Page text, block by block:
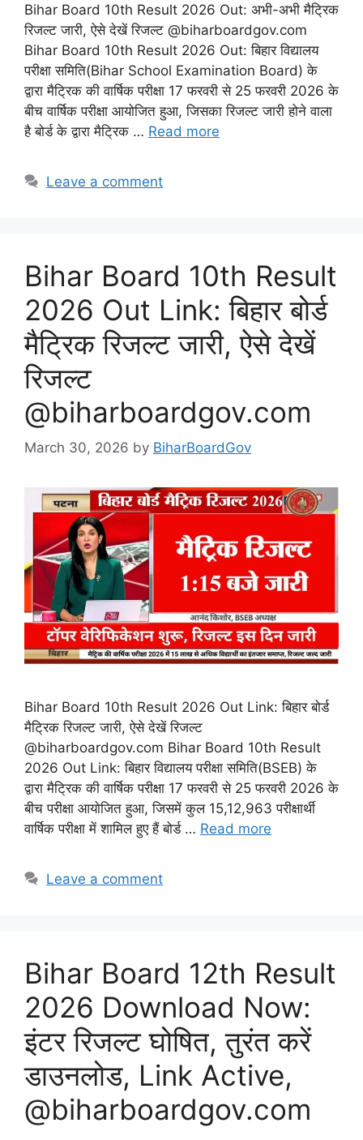
Bihar Board 10th Result 2026 Out: अभी-अभी मैट्रिक
रिजल्ट जारी, ऐसे देखें रिजल्ट @biharboardgov.com
Bihar Board 10th Result 2026 Out: बिहार विद्यालय
परीक्षा समिति(Bihar School Examination Board) के
द्वारा मैट्रिक की वार्षिक परीक्षा 17 फरवरी से 25 फरवरी 2026 के
बीच वार्षिक परीक्षा आयोजित हुआ, जिसका रिजल्ट जारी होने वाला
है बोर्ड के द्वारा मैट्रिक … Read more
Leave a comment
Bihar Board 10th Result
2026 Out Link: बिहार बोर्ड
मैट्रिक रिजल्ट जारी, ऐसे देखें
रिजल्ट
@biharboardgov.com
March 30, 2026 by BiharBoardGov
Bihar Board 10th Result 2026 Out Link: बिहार बोर्ड
मैट्रिक रिजल्ट जारी, ऐसे देखें रिजल्ट
@biharboardgov.com Bihar Board 10th Result
2026 Out Link: बिहार विद्यालय परीक्षा समिति(BSEB) के
द्वारा मैट्रिक की वार्षिक परीक्षा 17 फरवरी से 25 फरवरी 2026 के
बीच परीक्षा आयोजित हुआ, जिसमें कुल 15,12,963 परीक्षार्थी
वार्षिक परीक्षा में शामिल हुए हैं बोर्ड … Read more
Leave a comment
Bihar Board 12th Result
2026 Download Now:
इंटर रिजल्ट घोषित, तुरंत करें
डाउनलोड, Link Active,
@biharboardgov.com